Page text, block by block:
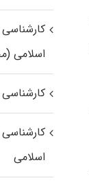
اسلامی
اسلامی